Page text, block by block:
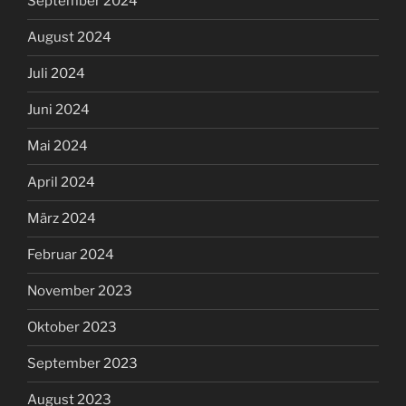
August 2024
Juli 2024
Juni 2024
Mai 2024
April 2024
März 2024
Februar 2024
November 2023
Oktober 2023
September 2023
August 2023